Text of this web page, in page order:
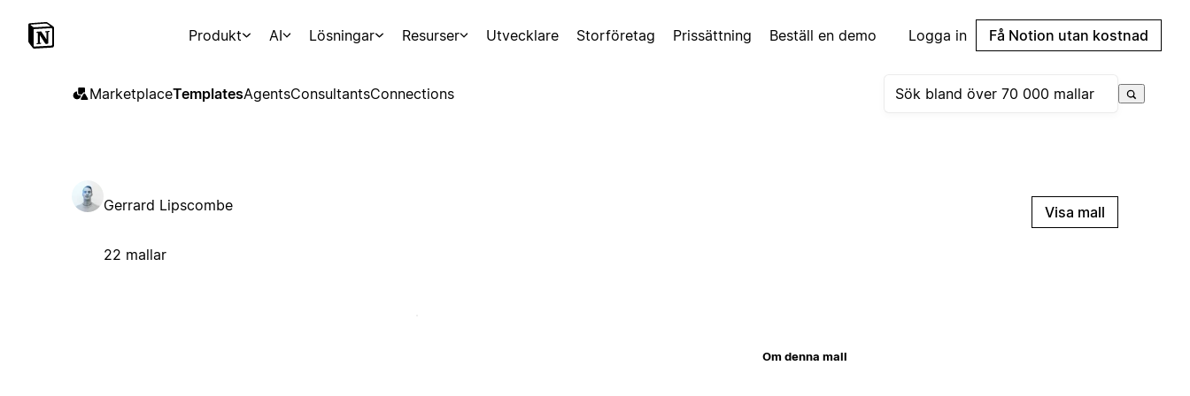
Produkt AI Lösningar Resurser Utvecklare Storföretag Prissättning Beställ en demo Logga in Få Notion utan kostnad
MarketplaceTemplatesAgentsConsultantsConnections
Gerrard Lipscombe
22 mallar
Visa mall
Om denna mall